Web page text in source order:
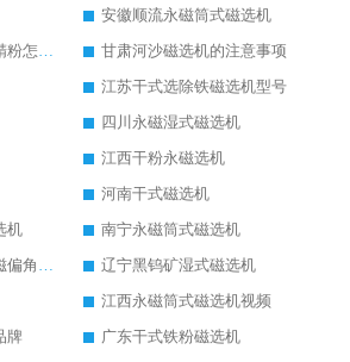
安徽顺流永磁筒式磁选机
湖南顺流磁选机跑铁精粉怎么处理
甘肃河沙磁选机的注意事项
江苏干式选除铁磁选机型号
四川永磁湿式磁选机
江西干粉永磁选机
河南干式磁选机
机
南宁永磁筒式磁选机
山东永磁筒式磁选机磁偏角怎么调整
辽宁黑钨矿湿式磁选机
江西永磁筒式磁选机视频
牌
广东干式铁粉磁选机